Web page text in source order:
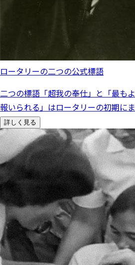
ロータリーの二つの公式標語
二つの標語「超我の奉仕」と「最も
報いられる」はロータリーの初期に
詳しく見る